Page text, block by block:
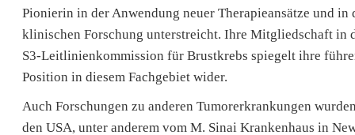
Pionierin in der Anwendung neuer Therapieansätze und in
klinischen Forschung unterstreicht. Ihre Mitgliedschaft in
S3-Leitlinienkommission für Brustkrebs spiegelt ihre
Position in diesem Fachgebiet wider.
Auch Forschungen zu anderen Tumorerkrankungen
den USA, unter anderem vom M. Sinai Krankenhaus in